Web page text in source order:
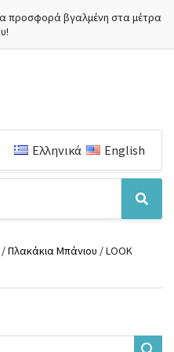
προσφορά βγαλμένη στα μέτρα
Α
ν
τ
Ελληνικά English
/Πλακάκια Μπάνιου / LOOK